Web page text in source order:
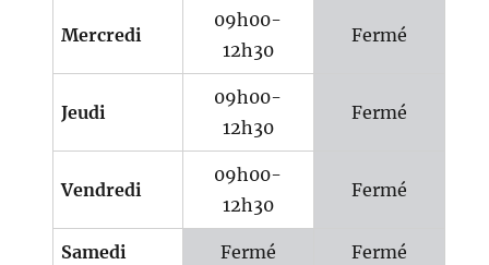
Mercredi
09h00-
12h30
Fermé
Jeudi
09h00-
12h30
Fermé
Vendredi
09h00-
12h30
Fermé
Samedi Fermé Fermé